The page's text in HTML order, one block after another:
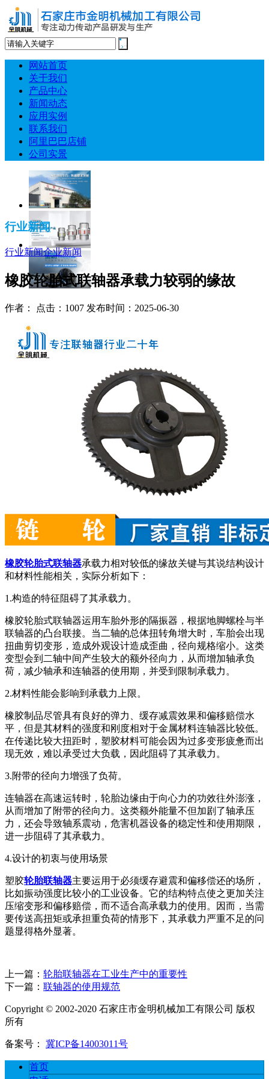
网站首页
关于我们
产品中心
新闻动态
应用实例
联系我们
阿里巴巴店铺
公司实景
行业新闻
行业新闻企业新闻
橡胶轮胎式联轴器承载力较弱的缘故
作者： 点击：1007 发布时间：2025-06-30
橡胶轮胎式联轴器承载力相对较低的缘故关键与其说结构设计
和材料性能相关，实际分析如下：
1.构造的特征阻碍了其承载力。
橡胶轮胎式联轴器运用车胎外形的隔振器，根据地脚螺栓与半
联轴器的凸台联接。当二轴的总体扭转角增大时，车胎会出现
扭曲剪切变形，造成外观设计造成歪曲，径向规格缩小。这类
变型会到二轴中间产生较大的额外径向力，从而增加轴承负
荷，减少轴承和连轴器的使用期，并受到限制承载力。
2.材料性能会影响到承载力上限。
橡胶制品尽管具有良好的弹力、缓存减震效果和偏移赔偿水
平，但是其材料的强度和刚度相对于金属材料连轴器比较低。
在传递比较大扭距时，塑胶材料可能会因为过多变形疲惫而出
现无效，难以承受过大负载，因此阻碍了其承载力。
3.附带的径向力增强了负荷。
连轴器在高速运转时，轮胎边缘由于向心力的功效往外澎涨，
从而增加了附带的径向力。这类额外能量不但加剧了轴承压
力，还会导致轴系震动，危害机器设备的稳定性和使用期限，
进一步阻碍了其承载力。
4.设计的初衷与使用场景
塑胶轮胎联轴器主要运用于必须缓存避震和偏移偿还的场所，
比如振动强度比较小的工业设备。它的结构特点使之更加关注
压缩变形和偏移赔偿，而不适合高承载力的使用。因而，当需
要传送高扭矩或承担重负荷的情形下，其承载力严重不足的问
题显得格外显著。
上一篇： 轮胎联轴器在工业生产中的重要性
下一篇： 联轴器的使用规范
Copyright © 2002-2020 石家庄市金明机械加工有限公司 版权
所有
备案号： 冀ICP备14003011号
首页